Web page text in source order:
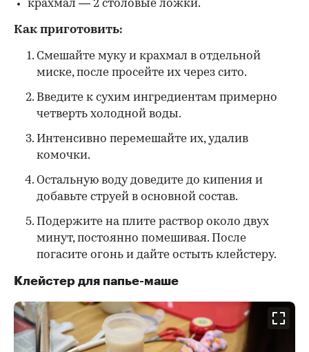
крахмал — 2 столовые ложки.
Как приготовить:
Смешайте муку и крахмал в отдельной
миске, после просейте их через сито.
Введите к сухим ингредиентам примерно
четверть холодной воды.
Интенсивно перемешайте их, удалив
комочки.
Остальную воду доведите до кипения и
добавьте струей в основной состав.
Подержите на плите раствор около двух
минут, постоянно помешивая. После
погасите огонь и дайте остыть клейстеру.
Клейстер для папье-маше